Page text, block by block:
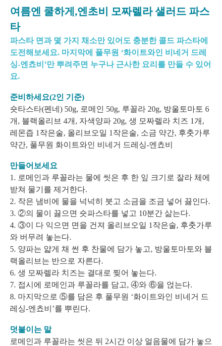
여름엔 쿨하게,엔초비 모짜렐라 샐러드 파스
타
파스타 면과 몇 가지 채소만 있어도 충분한 콜드 파스타에
도전해보세요. 마지막에 풀무원 ‘화이트와인 비네거 드레
싱-엔쵸비’만 뿌려주면 누구나 근사한 요리를 만들 수 있어
요.
준비하세요(2인 기준)
숏타스타(펜네) 50g, 로메인 50g, 루꼴라 20g, 방울토마토 6
개, 블랙올리브 4개, 자색양파 20g, 생 모짜렐라 치즈 1개,
레몬즙 1작은술, 올리브오일 1작은술, 소금 약간, 후춧가루
약간, 풀무원 화이트와인 비네거 드레싱-엔쵸비
만들어보세요
1. 로메인과 루꼴라는 물에 씻은 후 한 잎 크기로 잘라 체에
받쳐 물기를 제거한다.
2. 작은 냄비에 물을 넉넉히 붓고 소금을 조금 넣어 끓인다.
3. ②의 물이 끓으면 숏파스타를 넣고 10분간 삶는다.
4. ③이 다 익으면 면을 건져 올리브오일 1작은술, 후춧가루
와 버무려 놓는다.
5. 양파는 얇게 채 썬 후 찬물에 담가 놓고, 방울토마토와 블
랙올리브는 반으로 자른다.
6. 생 모짜렐라 치즈는 결대로 찢어 놓는다.
7. 접시에 로메인과 루꼴라를 담고, ④와 ⑥을 얹는다.
8. 마지막으로 ⑤를 담은 후 풀무원 ‘화이트와인 비네거 드
레싱-엔쵸비’를 뿌린다.
덧붙이는 말
로메인과 루꼴라는 씻은 뒤 2시간 이상 얼음물에 담가 놓으